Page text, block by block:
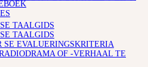
TAALGIDS
TAALGIDS
SE EVALUERINGSKRITERIA
OF -VERHAAL TE